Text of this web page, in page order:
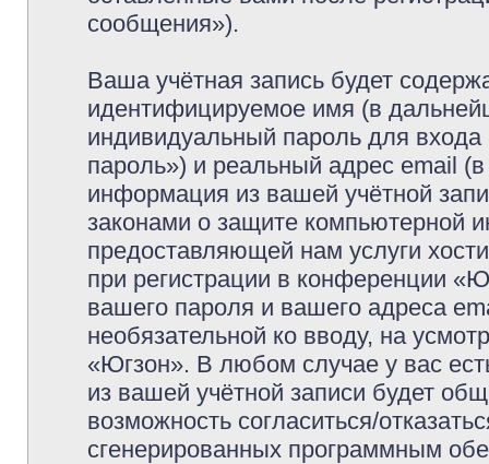
сообщения»).
Ваша учётная запись будет
идентифицируемое имя (в
индивидуальный пароль для
пароль») и реальный адрес email
информация из вашей учётной
законами о защите компьютерной
предоставляющей нам услуги
при регистрации в конференции
вашего пароля и вашего адреса
необязательной ко вводу, на
«Югзон». В любом случае у вас
из вашей учётной записи будет
возможность согласиться/
сгенерированных программным